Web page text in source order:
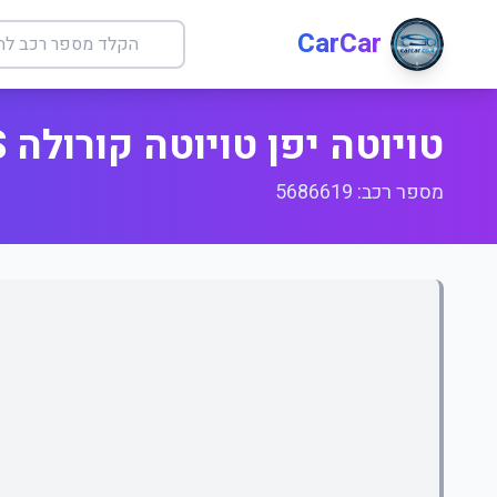
CarCar
טויוטה יפן טויוטה קורולה ILG +S
מספר רכב: 5686619